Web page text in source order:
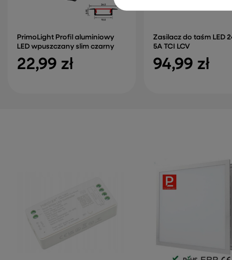
PrimoLight Profil aluminiowy
LED wpuszczany slim czarny
22,99 zł
Zasilacz do taśm LED
5A TCI LCV
94,99 zł